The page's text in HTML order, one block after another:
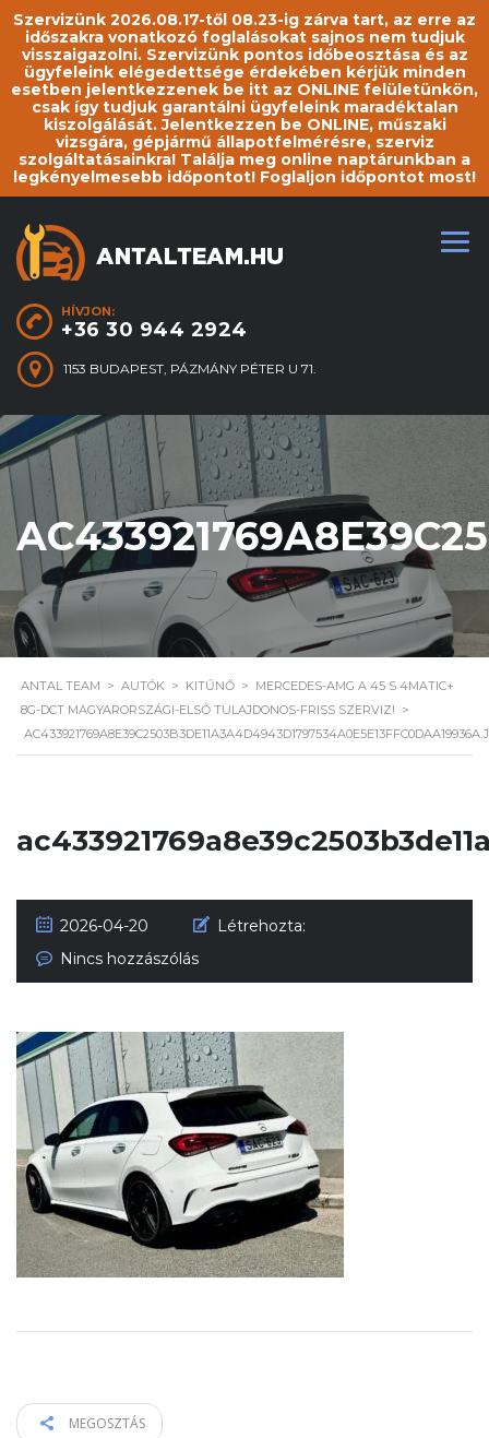
Szervizünk 2026.08.17-től 08.23-ig zárva tart, az erre az
időszakra vonatkozó foglalásokat sajnos nem tudjuk
visszaigazolni. Szervizünk pontos időbeosztása és az
ügyfeleink elégedettsége érdekében kérjük minden
esetben jelentkezzenek be itt az ONLINE felületünkön,
csak így tudjuk garantálni ügyfeleink maradéktalan
kiszolgálását. Jelentkezzen be ONLINE, műszaki
vizsgára, gépjármű állapotfelmérésre, szerviz
szolgáltatásainkra! Találja meg online naptárunkban a
legkényelmesebb időpontot! Foglaljon időpontot most!
HÍVJON:
+36 30 944 2924
1153 BUDAPEST, PÁZMÁNY PÉTER U 71.
ANTAL TEAM > AUTÓK > KITŰNŐ > MERCEDES-AMG A 45 S 4MATIC+
8G-DCT MAGYARORSZÁGI-ELSŐ TULAJDONOS-FRISS SZERVIZ! >
2026-04-20
Létrehozta:
Nincs hozzászólás
MEGOSZTÁS